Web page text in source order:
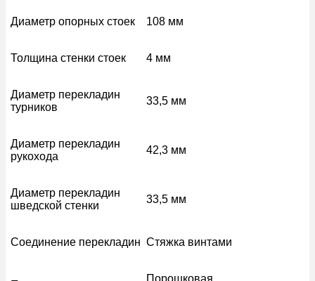
Диаметр опорных стоек 108 мм
Толщина стенки стоек 4 мм
Диаметр перекладин
турников
33,5 мм
Диаметр перекладин
рукохода
42,3 мм
Диаметр перекладин
шведской стенки
33,5 мм
Соединение перекладин Стяжка винтами
Порошковая